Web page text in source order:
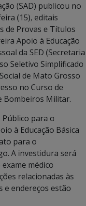
(SAD) publicou no
(15), editais
de Provas e Títulos
Apoio à Educação
da SED (Secretaria
Seletivo Simplificado
de Mato Grosso
no Curso de
Bombeiros Militar.
para o
à Educação Básica
para o
A investidura será
médico
relacionadas às
e endereços estão